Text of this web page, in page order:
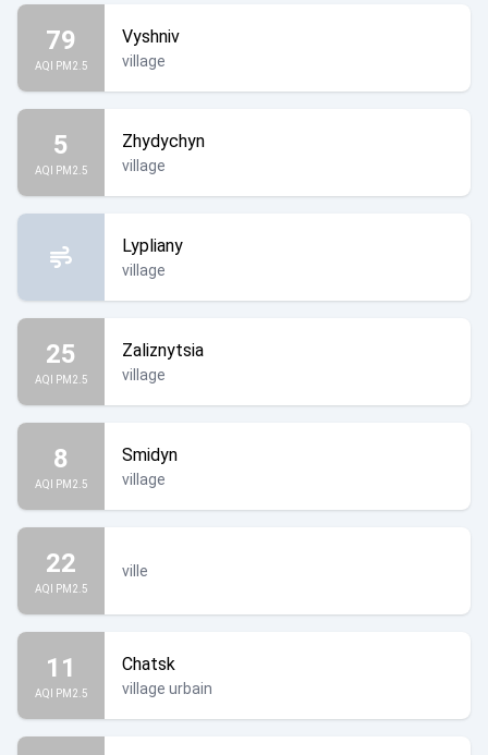
79
AQI PM2.5
Vyshniv
village
5
AQI PM2.5
Zhydychyn
village
Lypliany
village
25
AQI PM2.5
Zaliznytsia
village
8
AQI PM2.5
Smidyn
village
22
AQI PM2.5
ville
11
AQI PM2.5
Chatsk
village urbain